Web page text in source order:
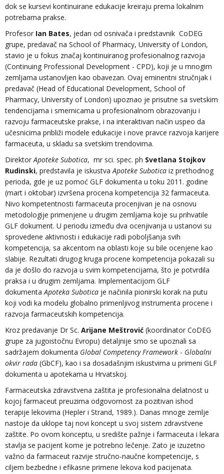
dok se kursevi kontinuirane edukacije kreiraju prema lokalnim
potrebama prakse.
Profesor Ian Bates, jedan od osnivača i predstavnik CoDEG
grupe, predavač na School of Pharmacy, University of London,
stavio je u fokus značaj kontinuiranog profesionalnog razvoja
(Continuing Professional Development - CPD), koji je u mnogim
zemljama ustanovljen kao obavezan. Ovaj eminentni stručnjak i
predavač (Head of Educational Development, School of
Pharmacy, University of London) upoznao je prisutne sa svetskim
tendencijama i smernicama u profesionalnom obrazovanju i
razvoju farmaceutske prakse, i na interaktivan način uspeo da
učesnicima približi modele edukacije i nove pravce razvoja karijere
farmaceuta, u skladu sa svetskim trendovima.
DirektorApoteke Subotica, mr sci. spec. ph Svetlana Stojkov
Rudinski, predstavila je iskustvaApoteke Subotica iz prethodnog
perioda, gde je uz pomoć GLF dokumenta u toku 2011. godine
(mart i oktobar) izvršena procena kompetencija 32 farmaceuta.
Nivo kompetentnosti farmaceuta procenjivan je na osnovu
metodologije primenjene u drugim zemljama koje su prihvatile
GLF dokument. U periodu između dva ocenjivanja u ustanovi su
sprovedene aktivnosti i edukacije radi poboljšanja svih
kompetencija, sa akcentom na oblasti koje su bile ocenjene kao
slabije. Rezultati drugog kruga procene kompetencija pokazali su
da je došlo do razvoja u svim kompetencijama, što je potvrdila
praksa i u drugim zemljama. Implementacijom GLF
dokumentaApoteka Subotica je načinila pionirski korak na putu
koji vodi ka modelu globalno primenljivog instrumenta procene i
razvoja farmaceutskih kompetencija.
Kroz predavanje Dr Sc. Arijane Meštrović (koordinator CoDEG
grupe za jugoistočnu Evropu) detaljnije smo se upoznali sa
sadržajem dokumenta Global Competency Framework - Globalni
okvir rada (GbCF), kao i sa dosadašnjim iskustvima u primeni GLF
dokumenta u apotekama u Hrvatskoj.
Farmaceutska zdravstvena zaštita je profesionalna delatnost u
kojoj farmaceut preuzima odgovornost za pozitivan ishod
terapije lekovima (Hepler i Strand, 1989.). Danas mnoge zemlje
nastoje da uklope taj novi koncept u svoj sistem zdravstvene
zaštite. Po ovom konceptu, u središte pažnje i farmaceuta i lekara
stavlja se pacijent kome je potrebno lečenje. Zato je izuzetno
važno da farmaceut razvije stručno-naučne kompetencije, s
ciljem bezbedne i efikasne primene lekova kod pacijenata.